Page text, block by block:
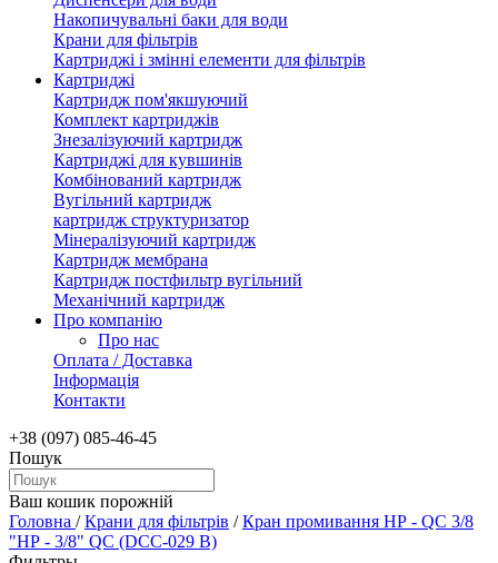
Накопичувальні баки для води
Крани для фільтрів
Картриджі і змінні елементи для фільтрів
Картриджі
Картридж пом'якшуючий
Комплект картриджів
Знезалізуючий картридж
Картриджі для кувшинів
Комбінований картридж
Вугільний картридж
картридж структуризатор
Мінералізуючий картридж
Картридж мембрана
Картридж постфильтр вугільний
Механічний картридж
Про компанію
Про нас
Оплата / Доставка
Інформація
Контакти
+38 (097) 085-46-45
Пошук
Ваш кошик порожній
Головна /Крани для фільтрів /Кран промивання НР - QC 3/8
"НР - 3/8" QC (DCC-029 B)